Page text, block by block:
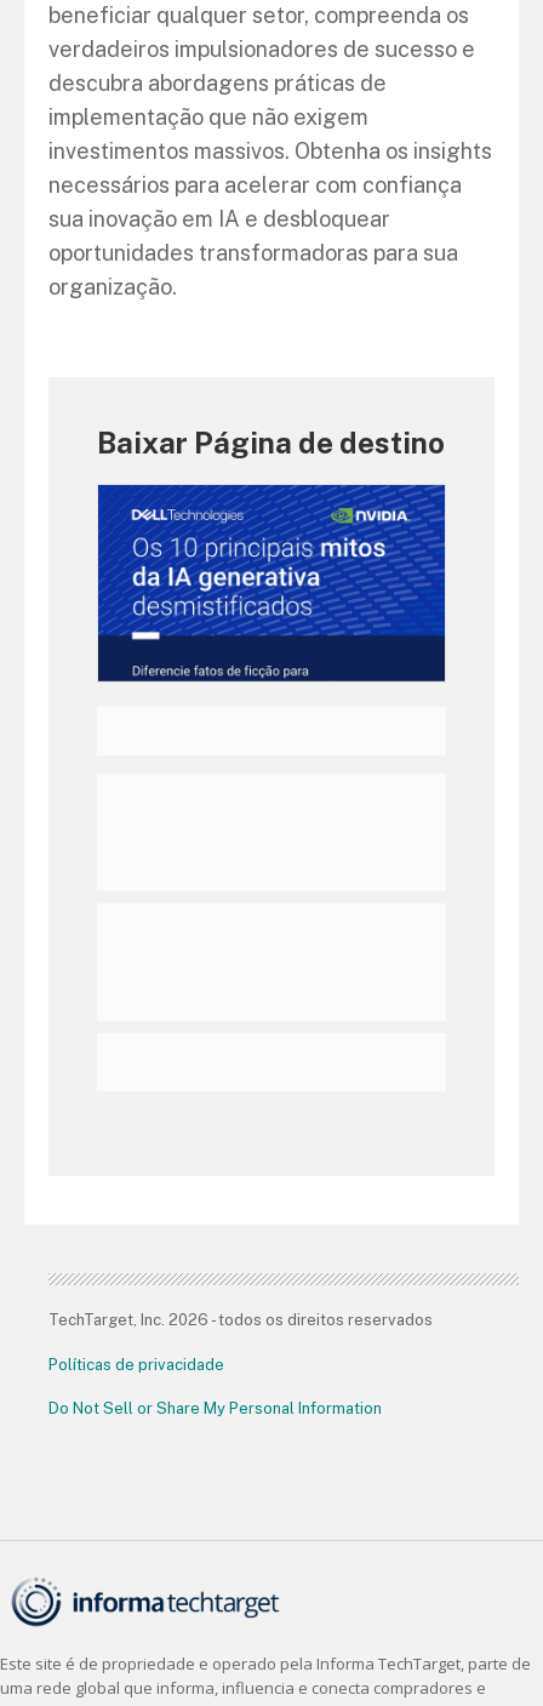
beneficiar qualquer setor, compreenda os
verdadeiros impulsionadores de sucesso e
descubra abordagens práticas de
implementação que não exigem
investimentos massivos. Obtenha os insights
necessários para acelerar com confiança
sua inovação em IA e desbloquear
oportunidades transformadoras para sua
organização.
Baixar Página de destino
TechTarget, Inc. 2026 - todos os direitos reservados
Políticas de privacidade
Do Not Sell or Share My Personal Information